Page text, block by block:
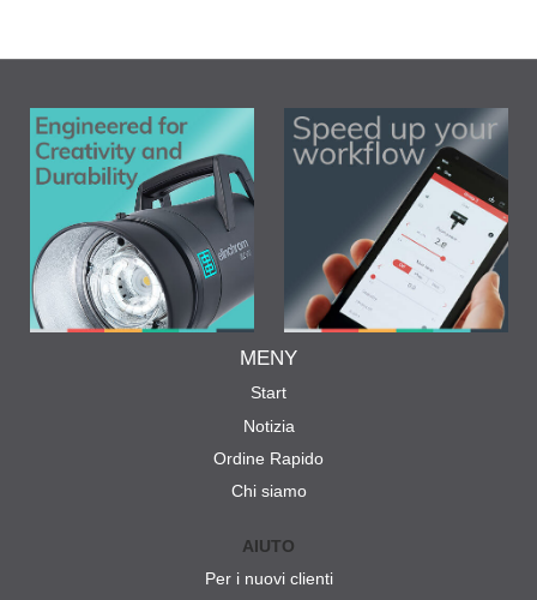
MENY
Start
Notizia
Ordine Rapido
Chi siamo
AIUTO
Per i nuovi clienti